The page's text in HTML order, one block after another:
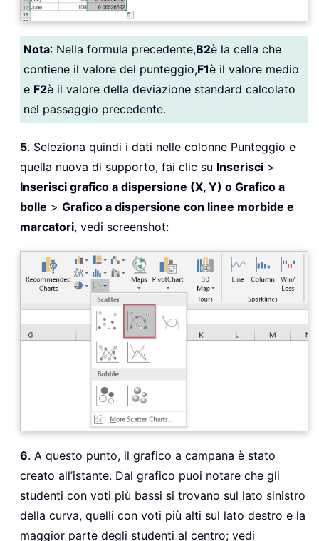
Nota: Nella formula precedente,B2è la cella che
contiene il valore del punteggio,F1è il valore medio
e F2è il valore della deviazione standard calcolato
nel passaggio precedente.
5. Seleziona quindi i dati nelle colonne Punteggio e
quella nuova di supporto, fai clic su Inserisci >
Inserisci grafico a dispersione (X, Y) o Grafico a
bolle > Grafico a dispersione con linee morbide e
marcatori, vedi screenshot:
6. A questo punto, il grafico a campana è stato
creato all’istante. Dal grafico puoi notare che gli
studenti con voti più bassi si trovano sul lato sinistro
della curva, quelli con voti più alti sul lato destro e la
maggior parte degli studenti al centro; vedi